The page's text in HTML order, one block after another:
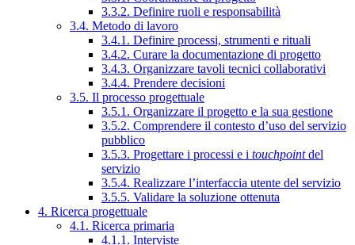
3.3.2. Definire ruoli e responsabilità
3.4. Metodo di lavoro
3.4.1. Definire processi, strumenti e rituali
3.4.2. Curare la documentazione di progetto
3.4.3. Organizzare tavoli tecnici collaborativi
3.4.4. Prendere decisioni
3.5. Il processo progettuale
3.5.1. Organizzare il progetto e la sua gestione
3.5.2. Comprendere il contesto d’uso del servizio
pubblico
3.5.3. Progettare i processi e i touchpointdel
servizio
3.5.4. Realizzare l’interfaccia utente del servizio
3.5.5. Validare la soluzione ottenuta
4. Ricerca progettuale
4.1. Ricerca primaria
4.1.1. Interviste